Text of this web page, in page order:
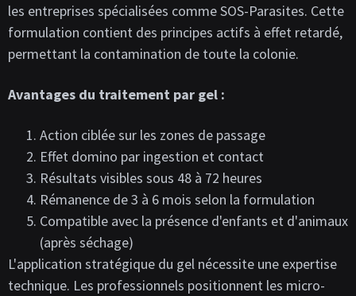
les entreprises spécialisées comme SOS-Parasites. Cette
formulation contient des principes actifs à effet retardé,
permettant la contamination de toute la colonie.
Avantages du traitement par gel :
Action ciblée sur les zones de passage
Effet domino par ingestion et contact
Résultats visibles sous 48 à 72 heures
Rémanence de 3 à 6 mois selon la formulation
Compatible avec la présence d'enfants et d'animaux
(après séchage)
L'application stratégique du gel nécessite une expertise
technique. Les professionnels positionnent les micro-